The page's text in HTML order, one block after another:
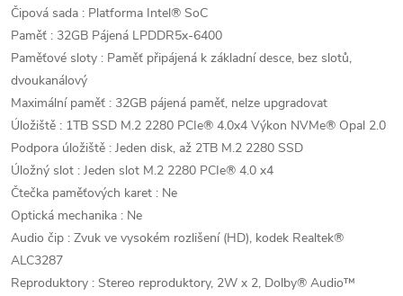
Čipová sada : Platforma Intel® SoC
Paměť : 32GB Pájená LPDDR5x-6400
Paměťové sloty : Paměť připájená k základní desce, bez slotů,
dvoukanálový
Maximální paměť : 32GB pájená paměť, nelze upgradovat
Úložiště : 1TB SSD M.2 2280 PCIe® 4.0x4 Výkon NVMe® Opal 2.0
Podpora úložiště : Jeden disk, až 2TB M.2 2280 SSD
Úložný slot : Jeden slot M.2 2280 PCIe® 4.0 x4
Čtečka paměťových karet : Ne
Optická mechanika : Ne
Audio čip : Zvuk ve vysokém rozlišení (HD), kodek Realtek®
ALC3287
Reproduktory : Stereo reproduktory, 2W x 2, Dolby® Audio™